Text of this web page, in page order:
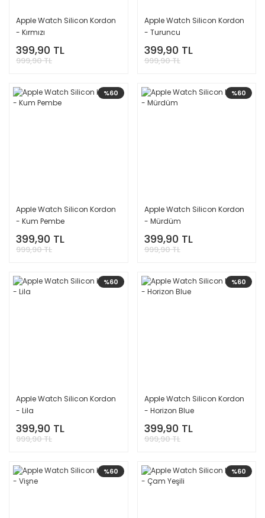
Apple Watch Silicon Kordon
- Kırmızı
399,90 TL
999,90 TL
Apple Watch Silicon Kordon
- Turuncu
399,90 TL
999,90 TL
%60
Apple Watch Silicon Kordon
- Kum Pembe
399,90 TL
999,90 TL
%60
Apple Watch Silicon Kordon
- Mürdüm
399,90 TL
999,90 TL
%60
Apple Watch Silicon Kordon
- Lila
399,90 TL
999,90 TL
%60
Apple Watch Silicon Kordon
- Horizon Blue
399,90 TL
999,90 TL
%60 %60